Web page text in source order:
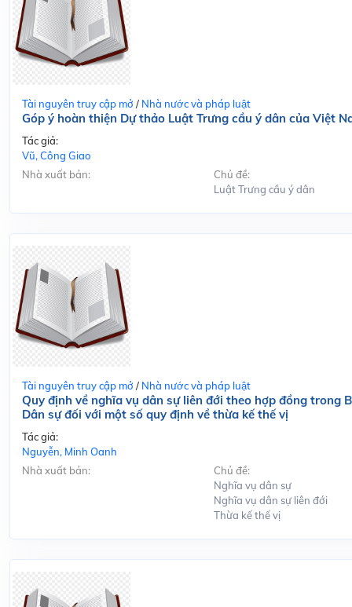
Tài nguyên truy cập mở / Nhà nước và pháp luật
Góp ý hoàn thiện Dự thảo Luật Trưng cầu ý dân của Việt
Tác giả:
Vũ, Công Giao
Nhà xuất bản:
Chủ đề:
Luật Trưng cầu ý dân
Tài nguyên truy cập mở / Nhà nước và pháp luật
Quy định về nghĩa vụ dân sự liên đới theo hợp đồng trong
Dân sự đối với một số quy định về thừa kế thế vị
Tác giả:
Nguyễn, Minh Oanh
Nhà xuất bản:
Chủ đề:
Nghĩa vụ dân sự
Nghĩa vụ dân sự liên đới
Thừa kế thế vị